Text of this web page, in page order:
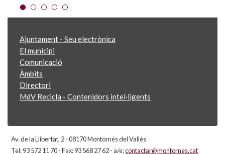
Ajuntament - Seu electrònica
El municipi
Comunicació
Àmbits
Directori
MdV Recicla - Contenidors intel·ligents
Av. de la Llibertat, 2 - 08170 Montornès del Vallès
Tel: 93 572 11 70 - Fax: 93 568 27 62 - a/e:contactar@montornes.cat